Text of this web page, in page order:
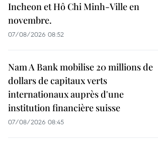
Incheon et Hô Chi Minh-Ville en
novembre.
07/08/2026 08:52
Nam A Bank mobilise 20 millions de
dollars de capitaux verts
internationaux auprès d'une
institution financière suisse
07/08/2026 08:45